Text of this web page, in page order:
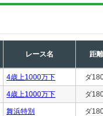
レース名 距離
4歳上1000万下 ダ
4歳上1000万下 ダ
舞浜特別 ダ